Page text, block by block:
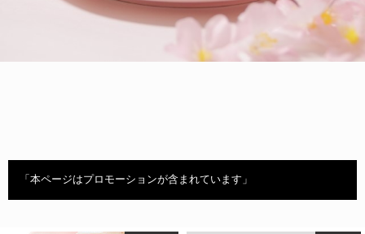
「本ページはプロモーションが含まれています」